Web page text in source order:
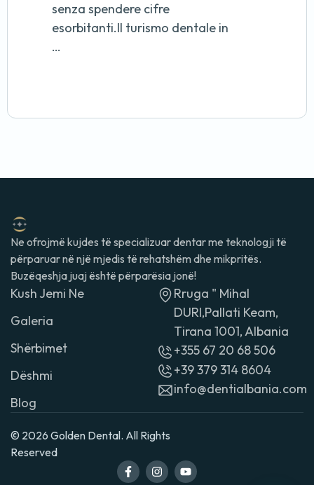
senza spendere cifre
esorbitanti.Il turismo dentale in
…
Ne ofrojmë kujdes të specializuar dentar me teknologji të
përparuar në një mjedis të rehatshëm dhe mikpritës.
Buzëqeshja juaj është përparësia jonë!
Kush Jemi Ne
Galeria
Shërbimet
Dëshmi
Blog
Rruga " Mihal
DURI,Pallati Keam,
Tirana 1001, Albania
+355 67 20 68 506
+39 379 314 8604
info@dentialbania.com
© 2026 Golden Dental. All Rights
Reserved